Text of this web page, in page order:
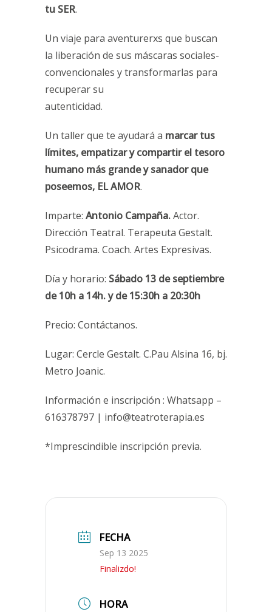
tu SER.
Un viaje para aventurerxs que buscan
la liberación de sus máscaras sociales-
convencionales y transformarlas para
recuperar su
autenticidad.
Un taller que te ayudará a marcar tus
límites, empatizar y compartir el tesoro
humano más grande y sanador que
poseemos, EL AMOR.
Imparte: Antonio Campaña.Actor.
Dirección Teatral. Terapeuta Gestalt.
Psicodrama. Coach. Artes Expresivas.
Día y horario: Sábado 13 de septiembre
de 10h a 14h. y de 15:30h a 20:30h
Precio: Contáctanos.
Lugar: Cercle Gestalt. C.Pau Alsina 16, bj.
Metro Joanic.
Información e inscripción : Whatsapp –
616378797 | info@teatroterapia.es
*Imprescindible inscripción previa.
FECHA
Sep 13 2025
Finalizdo!
HORA